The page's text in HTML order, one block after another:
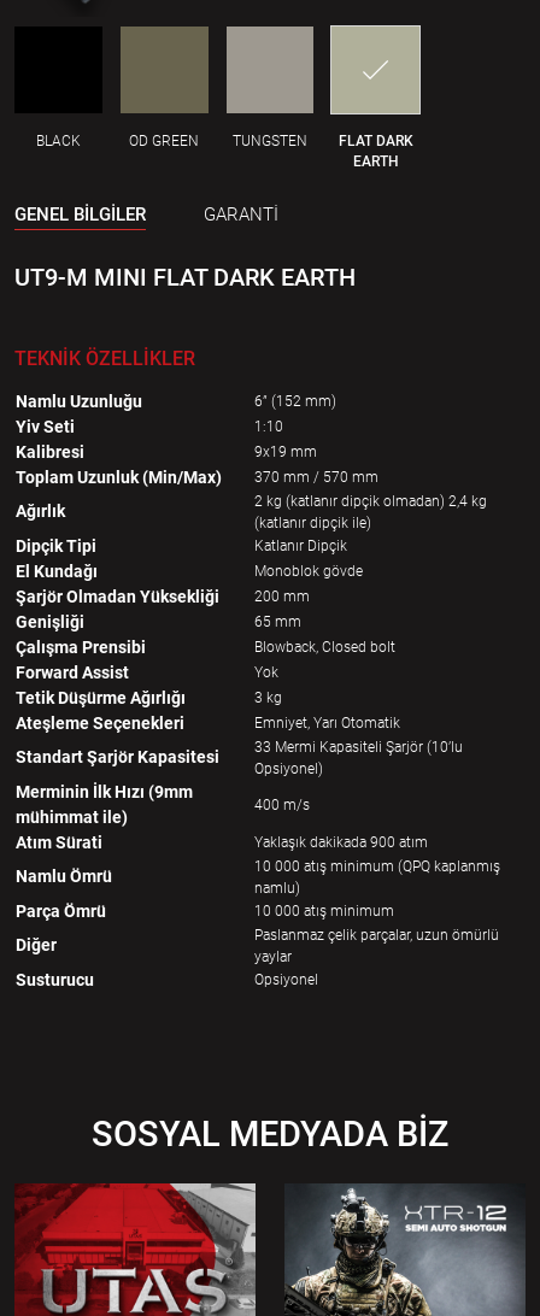
BLACK OD GREEN TUNGSTEN
FLAT DARK
EARTH
GENEL BİLGİLER GARANTİ
UT9-M MINI FLAT DARK EARTH
TEKNİK ÖZELLİKLER
Namlu Uzunluğu 6” (152 mm)
Yiv Seti 1:10
Kalibresi 9x19 mm
Toplam Uzunluk (Min/Max) 370 mm / 570 mm
Ağırlık
2 kg (katlanır dipçik olmadan) 2,4 kg
(katlanır dipçik ile)
Dipçik Tipi Katlanır Dipçik
El Kundağı Monoblok gövde
Şarjör Olmadan Yüksekliği 200 mm
Genişliği 65 mm
Çalışma Prensibi Blowback, Closed bolt
Forward Assist Yok
Tetik Düşürme Ağırlığı 3 kg
Ateşleme Seçenekleri Emniyet, Yarı Otomatik
Standart Şarjör Kapasitesi
33 Mermi Kapasiteli Şarjör (10’lu
Opsiyonel)
Merminin İlk Hızı (9mm
mühimmat ile)
400 m/s
Atım Sürati Yaklaşık dakikada 900 atım
Namlu Ömrü
10 000 atış minimum (QPQ kaplanmış
namlu)
Parça Ömrü 10 000 atış minimum
Diğer
Paslanmaz çelik parçalar, uzun ömürlü
yaylar
Susturucu Opsiyonel
SOSYAL MEDYADA BİZ